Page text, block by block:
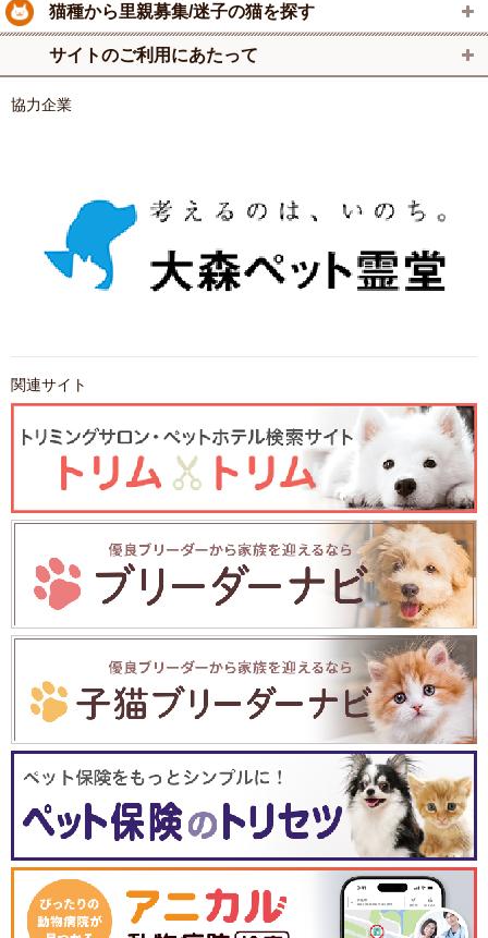
猫種から里親募集/迷子の猫を探す
サイトのご利用にあたって
協力企業
関連サイト